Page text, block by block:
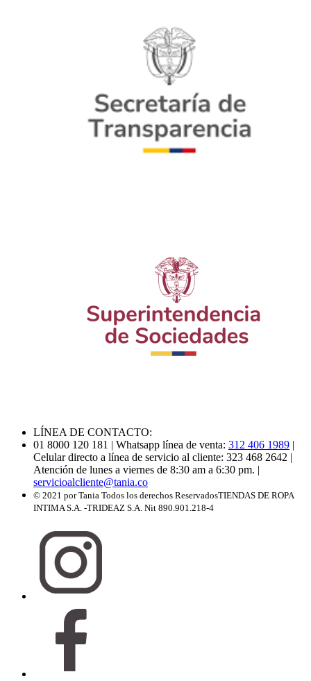
LÍNEA DE CONTACTO:
01 8000 120 181 | Whatsapp línea de venta: 312 406 1989 |
Celular directo a línea de servicio al cliente: 323 468 2642 |
Atención de lunes a viernes de 8:30 am a 6:30 pm. |
servicioalcliente@tania.co
© 2021 por Tania Todos los derechos ReservadosTIENDAS DE ROPA
INTIMA S.A. -TRIDEAZ S.A. Nit 890.901.218-4